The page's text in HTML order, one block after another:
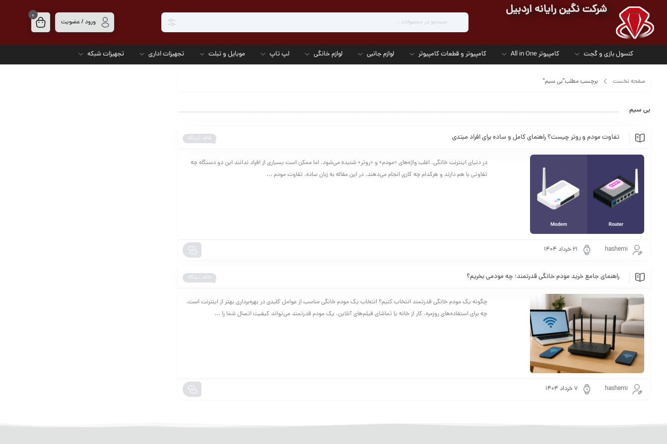
شرکت نگین رایانه اردبیل
ورود / عضویت
0
کنسول بازی و گجت کامپیوتر All in One کامپیوتر و قطعات کامپیوتر لوازم جانبی لوازم خانگی لپ تاپ موبایل و تبلت تجهیزات اداری تجهیزات شبکه
صفحه نخست برچسب مطلب"بی سیم"
بی سیم
فاقد دیدگاه تفاوت مودم و روتر چیست؟ راهنمای کامل و ساده برای افراد مبتدی
در دنیای اینترنت خانگی، اغلب واژه‌های «مودم» و «روتر» شنیده می‌شود، اما ممکن است بسیاری از افراد ندانند این دو دستگاه چه
تفاوتی با هم دارند و هرکدام چه کاری انجام می‌دهند. در این مقاله به زبان ساده، تفاوت مودم ...
hashemi ۲۱ خرداد ۱۴۰۴
فاقد دیدگاه راهنمای جامع خرید مودم خانگی قدرتمند؛ چه مودمی بخریم؟
چگونه یک مودم خانگی قدرتمند انتخاب کنیم؟ انتخاب یک مودم خانگی مناسب از عوامل کلیدی در بهره‌برداری بهتر از اینترنت است.
چه برای استفاده‌های روزمره، کار از خانه یا تماشای فیلم‌های آنلاین، یک مودم قدرتمند می‌تواند کیفیت اتصال شما را ...
hashemi ۷ خرداد ۱۴۰۴